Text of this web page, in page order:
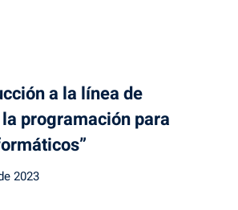
a la línea de
programación para
2023